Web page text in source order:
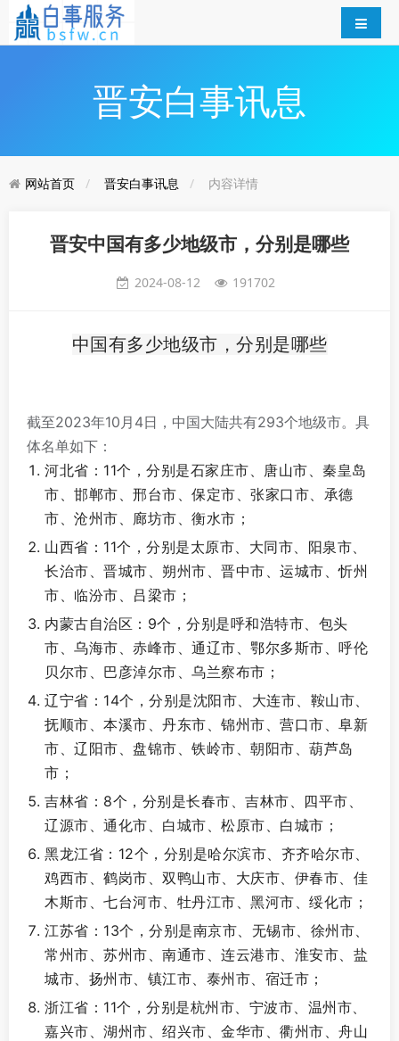
晋安白事讯息
网站首页 晋安白事讯息 内容详情
晋安中国有多少地级市，分别是哪些
2024-08-12 191702
中国有多少地级市，分别是哪些
截至2023年10月4日，中国大陆共有293个地级市。具
体名单如下：
河北省：11个，分别是石家庄市、唐山市、秦皇岛
市、邯郸市、邢台市、保定市、张家口市、承德
市、沧州市、廊坊市、衡水市；
山西省：11个，分别是太原市、大同市、阳泉市、
长治市、晋城市、朔州市、晋中市、运城市、忻州
市、临汾市、吕梁市；
内蒙古自治区：9个，分别是呼和浩特市、包头
市、乌海市、赤峰市、通辽市、鄂尔多斯市、呼伦
贝尔市、巴彦淖尔市、乌兰察布市；
辽宁省：14个，分别是沈阳市、大连市、鞍山市、
抚顺市、本溪市、丹东市、锦州市、营口市、阜新
市、辽阳市、盘锦市、铁岭市、朝阳市、葫芦岛
市；
吉林省：8个，分别是长春市、吉林市、四平市、
辽源市、通化市、白城市、松原市、白城市；
黑龙江省：12个，分别是哈尔滨市、齐齐哈尔市、
鸡西市、鹤岗市、双鸭山市、大庆市、伊春市、佳
木斯市、七台河市、牡丹江市、黑河市、绥化市；
江苏省：13个，分别是南京市、无锡市、徐州市、
常州市、苏州市、南通市、连云港市、淮安市、盐
城市、扬州市、镇江市、泰州市、宿迁市；
浙江省：11个，分别是杭州市、宁波市、温州市、
嘉兴市、湖州市、绍兴市、金华市、衢州市、舟山